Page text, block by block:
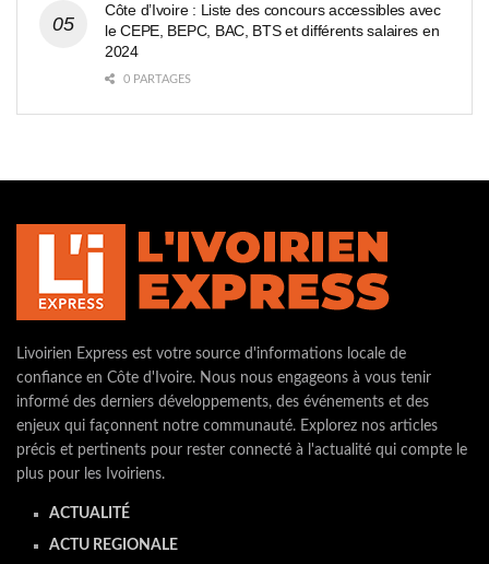
Côte d’Ivoire : Liste des concours accessibles avec
le CEPE, BEPC, BAC, BTS et différents salaires en
2024
0 PARTAGES
Livoirien Express est votre source d'informations locale de
confiance en Côte d'Ivoire. Nous nous engageons à vous tenir
informé des derniers développements, des événements et des
enjeux qui façonnent notre communauté. Explorez nos articles
précis et pertinents pour rester connecté à l'actualité qui compte le
plus pour les Ivoiriens.
ACTUALITÉ
ACTU REGIONALE